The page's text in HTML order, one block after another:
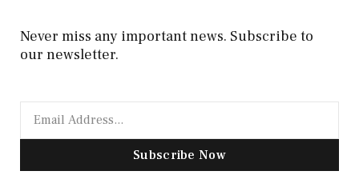
Never miss any important news. Subscribe to
our newsletter.
Subscribe Now